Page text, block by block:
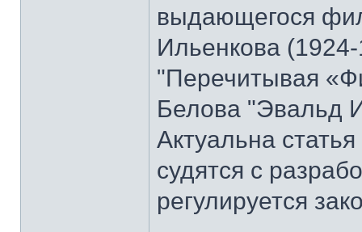
выдающегося
Ильенкова
"Перечитывая
Белова "Эвальд
Актуальна
судятся с
регулируется